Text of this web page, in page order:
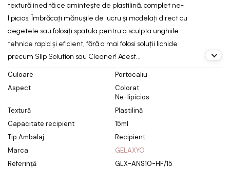
textură inedită ce amintește de plastilină, complet ne-
lipicios! Îmbrăcați mănușile de lucru și modelați direct cu
degetele sau folosiți spatula pentru a sculpta unghiile
tehnice rapid și eficient, fără a mai folosi soluții lichide
precum Slip Solution sau Cleaner! Acest...
Culoare
Portocaliu
Aspect
Colorat
Ne-lipicios
Textură
Plastilină
Capacitate recipient
15ml
Tip Ambalaj
Recipient
Marca
GELAXYO
Referință
GLX-ANS10-HF/15